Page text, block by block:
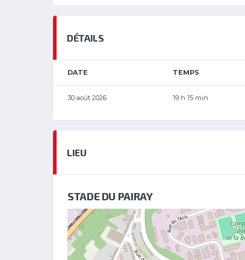
DÉTAILS
DATE TEMPS
30 août 2026 19 h 15 min
LIEU
STADE DU PAIRAY